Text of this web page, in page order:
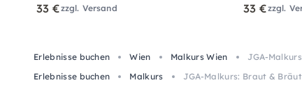
33 €zzgl. Versand 33 €zzgl.
Erlebnisse buchen Wien Malkurs Wien
JGA-
Erlebnisse buchen
Malkurs JGA-Malkurs: Braut &